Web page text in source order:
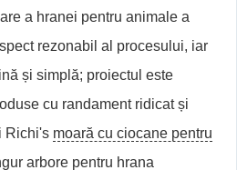
a hranei pentru animale a
rezonabil al procesului, iar
și simplă; proiectul este
cu randament ridicat și
Richi's moară cu ciocane pentru
arbore pentru hrana